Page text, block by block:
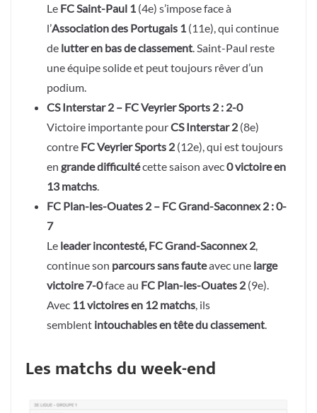
Le FC Saint-Paul 1 (4e) s’impose face à
l’Association des Portugais 1 (11e), qui continue
de lutter en bas de classement . Saint-Paul reste
une équipe solide et peut toujours rêver d’un
podium.
CS Interstar 2 – FC Veyrier Sports 2 : 2-0
Victoire importante pourCS Interstar 2 (8e)
contre FC Veyrier Sports 2 (12e), qui est toujours
en grande difficultécette saison avec0 victoire en
13 matchs
FC Plan-les-Ouates 2 – FC Grand-Saconnex 2 : 0-
7
Le leader incontesté, FC Grand-Saconnex 2
continue son parcours sans fauteavec une large
victoire 7-0face au FC Plan-les-Ouates 2 (9e).
Avec 11 victoires en 12 matchs , ils
semblent intouchables en tête du classement
Les matchs du week-end